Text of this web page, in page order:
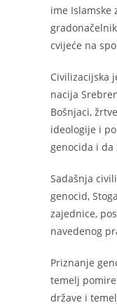
ime Islamske
cvijeće na
Civilizacijska
nacija
Bošnjaci,
ideologije i
genocida i
Sadašnja
genocid,
zajednice,
navedenog
Priznanje
temelj
države i